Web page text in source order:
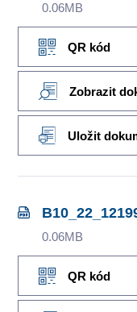
0.06MB
QR kód
Zobrazit
Uložit
0.06MB
QR kód